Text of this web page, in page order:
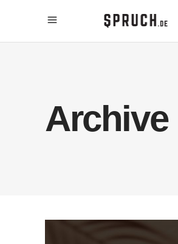
Archive